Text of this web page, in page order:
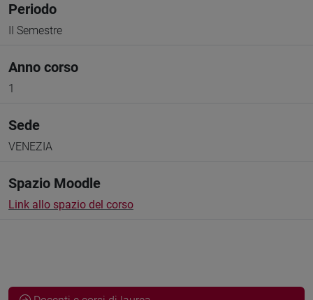
Periodo
II Semestre
Anno corso
1
Sede
VENEZIA
Spazio Moodle
Link allo spazio del corso